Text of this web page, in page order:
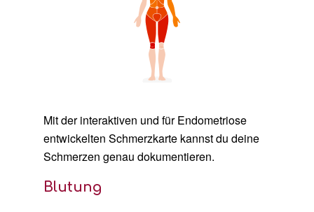
Mit der interaktiven und für Endometriose
entwickelten Schmerzkarte kannst du deine
Schmerzen genau dokumentieren.
Blutung